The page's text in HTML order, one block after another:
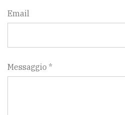
Email
Messaggio *